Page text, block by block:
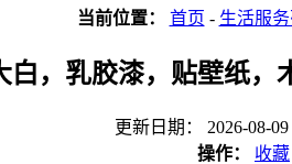
当前位置： 首页 - 生活服
，乳胶漆，贴壁纸
更新日期： 2026-08-
操作：
收藏